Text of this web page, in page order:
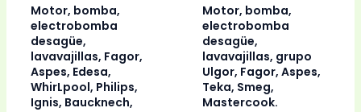
Motor, bomba,
electrobomba
desagüe,
lavavajillas, Fagor,
Aspes, Edesa,
WhirLpool, Philips,
Ignis, Baucknech,
Motor, bomba,
electrobomba
desagüe,
lavavajillas, grupo
Ulgor, Fagor, Aspes,
Teka, Smeg,
Mastercook.